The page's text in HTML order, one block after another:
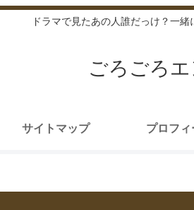
ドラマで見たあの人誰だっけ？一
ごろごろエ
サイトマップ プロフィ